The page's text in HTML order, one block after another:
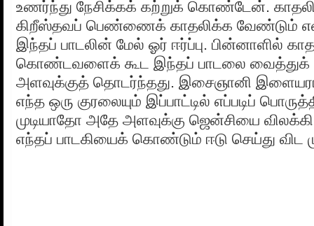
உணர்ந்து நேசிக்கக் கற்றுக் கொண்டேன்.
கிறீஸ்தவப் பெண்ணைக் காதலிக்க வேண்டும்
இந்தப் பாடலின் மேல் ஓர் ஈர்ப்பு. பின்னாளில்
கொண்டவளைக் கூட இந்தப் பாடலை வைத்துக்
அளவுக்குத் தொடர்ந்தது. இசைஞானி
எந்த ஒரு குரலையும் இப்பாட்டில் எப்படிப்
முடியாதோ அதே அளவுக்கு ஜென்சியை
எந்தப் பாடகியைக் கொண்டும் ஈடு செய்து விட